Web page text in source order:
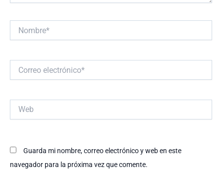
electrónico*
Guarda mi nombre, correo electrónico y web en este
navegador para la próxima vez que comente.